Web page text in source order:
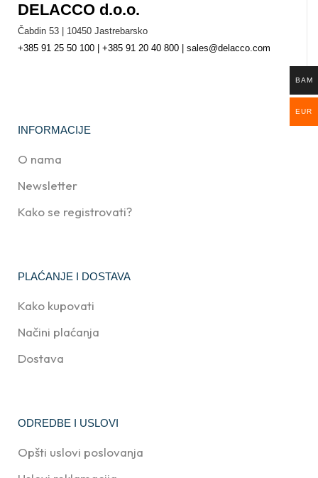
DELACCO d.o.o.
Čabdin 53 | 10450 Jastrebarsko
+385 91 25 50 100 | +385 91 20 40 800 | sales@delacco.com
INFORMACIJE
O nama
Newsletter
Kako se registrovati?
PLAĆANJE I DOSTAVA
Kako kupovati
Načini plaćanja
Dostava
ODREDBE I USLOVI
Opšti uslovi poslovanja
BAM
EUR